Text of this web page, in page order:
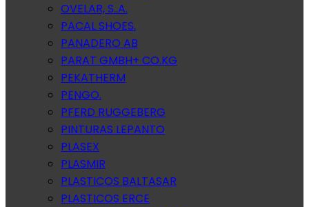
OVELAR, S..A.
PACAL SHOES.
PANADERO AB
PARAT GMBH+ CO.KG
PEKATHERM
PENGO.
PFERD RUGGEBERG
PINTURAS LEPANTO
PLASEX
PLASMIR
PLASTICOS BALTASAR
PLASTICOS ERCE